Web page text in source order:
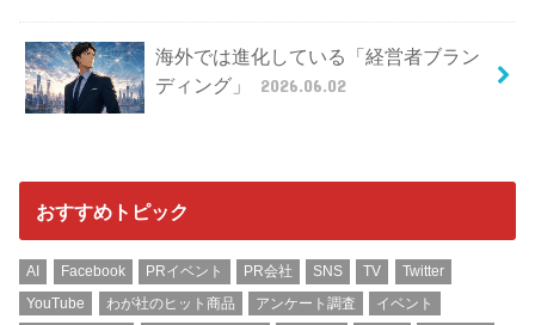
海外では進化している「経営者ブラン
ディング」
2026.06.02
おすすめトピック
AI Facebook PRイベント PR会社 SNS TV
Twitter
YouTube
わが社のヒット商品 アンケート調査
イベント